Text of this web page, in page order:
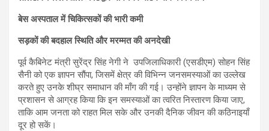
बेस अस्पताल में चिकित्सकों की भारी कमी
सड़कों की बदहाल स्थिति और मरम्मत की अनदेखी
पूर्व कैबिनेट मंत्री सुरेंद्र सिंह नेगी ने उपजिलाधिकारी (एसडीएम) सोहन सिंह
सैनी को एक ज्ञापन सौंपा, जिसमें क्षेत्र की विभिन्न जनसमस्याओं का उल्लेख
करते हुए उनके शीघ्र समाधान की माँग की गई। उन्होंने ज्ञापन के माध्यम से
प्रशासन से आग्रह किया कि इन समस्याओं का त्वरित निस्तारण किया जाए,
ताकि आम जनता को राहत मिल सके और उनकी दैनिक जीवन की कठिनाइयाँ
दूर हो सकें।